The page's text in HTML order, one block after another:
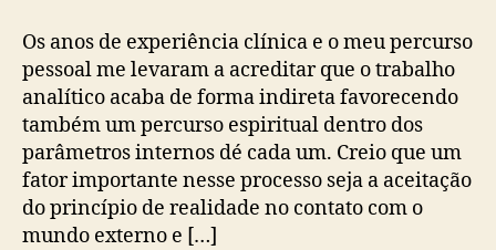
Os anos de experiência clínica e o meu percurso
pessoal me levaram a acreditar que o trabalho
analítico acaba de forma indireta favorecendo
também um percurso espiritual dentro dos
parâmetros internos dé cada um. Creio que um
fator importante nesse processo seja a aceitação
do princípio de realidade no contato com o
mundo externo e […]